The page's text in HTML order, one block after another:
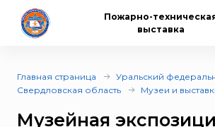
Пожарно-
выставка
Главная страница
Уральский
Свердловская область
Музеи и
Музейная